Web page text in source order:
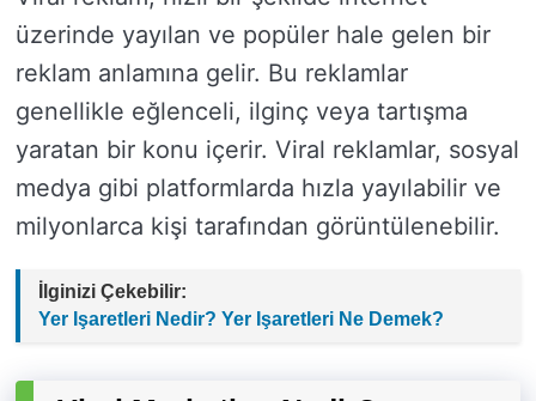
üzerinde yayılan ve popüler hale gelen bir
reklam anlamına gelir. Bu reklamlar
genellikle eğlenceli, ilginç veya tartışma
yaratan bir konu içerir. Viral reklamlar, sosyal
medya gibi platformlarda hızla yayılabilir ve
milyonlarca kişi tarafından görüntülenebilir.
İlginizi Çekebilir:
Yer Işaretleri Nedir? Yer Işaretleri Ne Demek?